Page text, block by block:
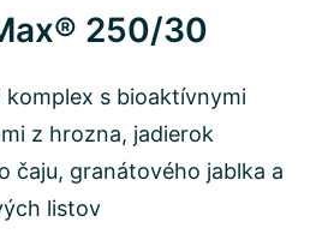
250/30
s bioaktívnymi
z hrozna, jadierok
čaju, granátového jablka a
listov